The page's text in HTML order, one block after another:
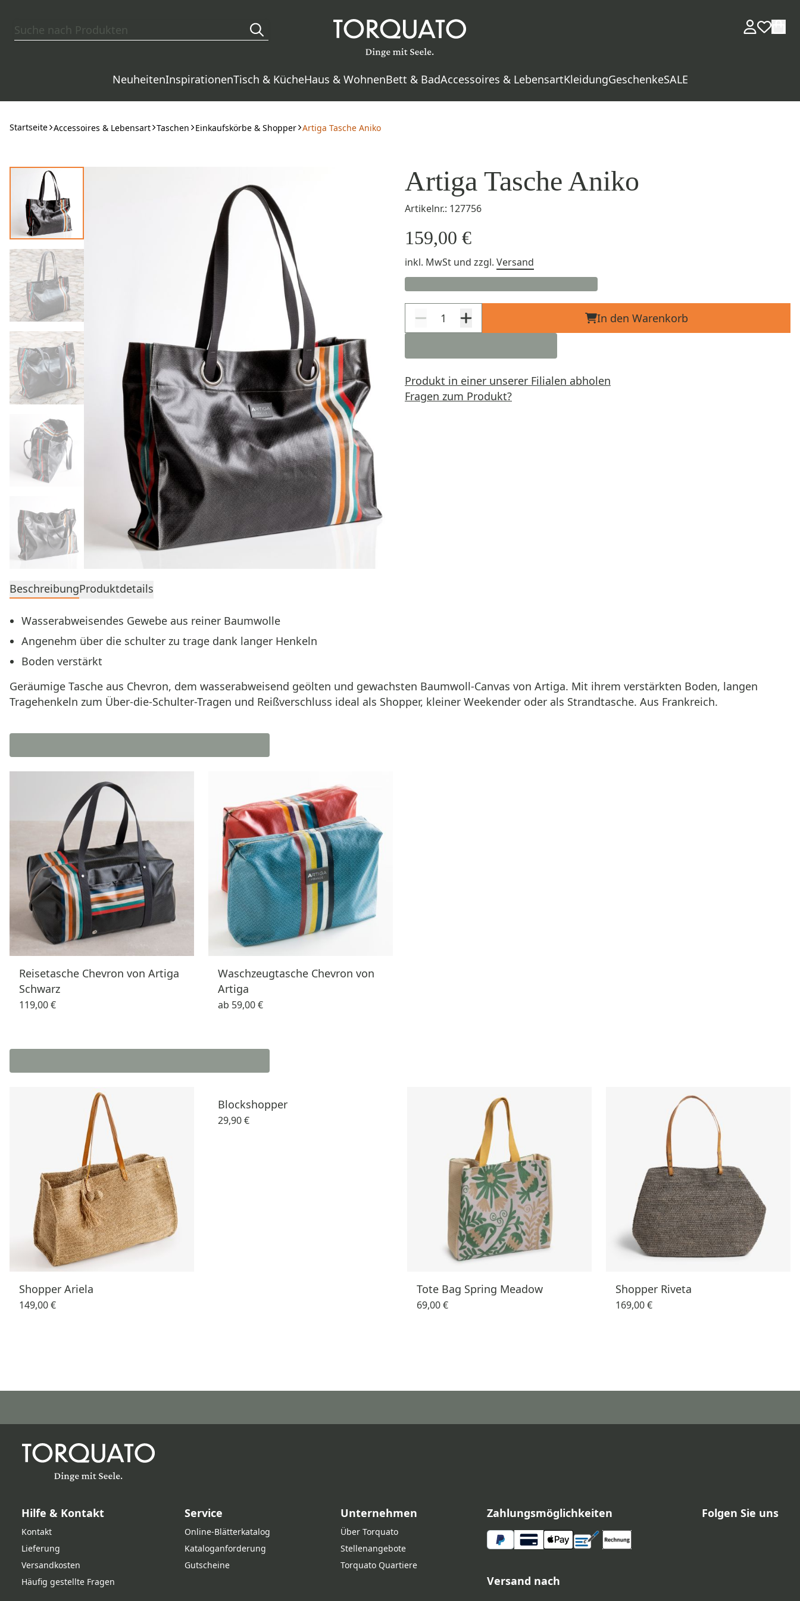
NeuheitenInspirationenTisch & KücheHaus & WohnenBett & BadAccessoires & LebensartKleidungGeschenkeSALE
Startseite Accessoires & Lebensart Taschen Einkaufskörbe & Shopper Artiga Tasche Aniko
Artiga Tasche Aniko
Artikelnr.: 127756
159,00 €
inkl. MwSt und zzgl. Versand
In den Warenkorb
Produkt in einer unserer Filialen abholen
Fragen zum Produkt?
BeschreibungProduktdetails
Wasserabweisendes Gewebe aus reiner Baumwolle
Angenehm über die schulter zu trage dank langer Henkeln
Boden verstärkt
Geräumige Tasche aus Chevron, dem wasserabweisend geölten und gewachsten Baumwoll-Canvas von Artiga. Mit ihrem verstärkten Boden, langen
Tragehenkeln zum Über-die-Schulter-Tragen und Reißverschluss ideal als Shopper, kleiner Weekender oder als Strandtasche. Aus Frankreich.
Reisetasche Chevron von Artiga
Schwarz
119,00 €
Waschzeugtasche Chevron von
Artiga
ab 59,00 €
Shopper Ariela
149,00 €
Blockshopper
29,90 €
Tote Bag Spring Meadow
69,00 €
Shopper Riveta
169,00 €
Hilfe & Kontakt
Kontakt
Lieferung
Versandkosten
Häufig gestellte Fragen
Service
Online‑Blätterkatalog
Kataloganforderung
Gutscheine
Unternehmen
Über Torquato
Stellenangebote
Torquato Quartiere
Zahlungsmöglichkeiten
Versand nach
Folgen Sie uns